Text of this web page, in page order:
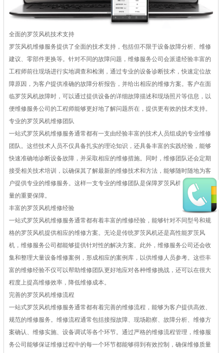
全面的罗茨风机技术支持
罗茨风机维修服务提供了全面的技术支持，包括但不限于设备故障分析、维修
建议、零部件更换等。针对不同的故障问题，维修服务公司会派遣经验丰富的
工程师前往现场进行实地调查和检测，通过专业的设备诊断技术，快速定位故
障原因，为客户提供准确的故障分析报告，并给出相应的维修方案。客户在面
临罗茨风机故障时，可以通过提供设备的详细故障描述和现场照片等信息，以
便维修服务公司的工程师能够更好地了解问题所在，提供更有效的技术支持。
专业的罗茨风机维修团队
一站式罗茨风机维修服务通常都有一支由经验丰富的技术人员组成的专业维修
团队。这些技术人员不仅具备扎实的理论知识，还具备丰富的实践经验，能够
快速准确地诊断设备故障，并采取相应的维修措施。同时，维修团队还会定期
接受相关技术培训，以确保其了解最新的维修技术和方法，能够随时随地为客
户提供专业的维修服务。这样一支专业的维修团队是保障罗茨风机维修服务质
量的重要保障。
丰富的罗茨风机维修经验
一站式罗茨风机维修服务通常都有着丰富的维修经验，能够针对不同型号和规
格的罗茨风机提供相应的维修方案。无论是传统罗茨风机还是高性能罗茨风
机，维修服务公司都能够提供针对性的解决方案。此外，维修服务公司还会收
集和整理大量设备维修案例，形成相应的案例库，以供维修人员参考。这些丰
富的维修经验不仅可以帮助维修团队更好地应对各种维修挑战，还可以在很大
程度上提高维修效率，降低维修成本。
完善的罗茨风机维修流程
一站式罗茨风机维修服务通常都有着完善的维修流程，能够为客户提供高效、
规范的维修服务。维修流程通常包括接报故障、现场勘察、故障分析、维修方
案确认、维修实施、设备调试等各个环节。通过严格的维修流程管理，维修服
务公司能够保证维修过程中的每一个环节都能够得到有效控制，确保维修质量